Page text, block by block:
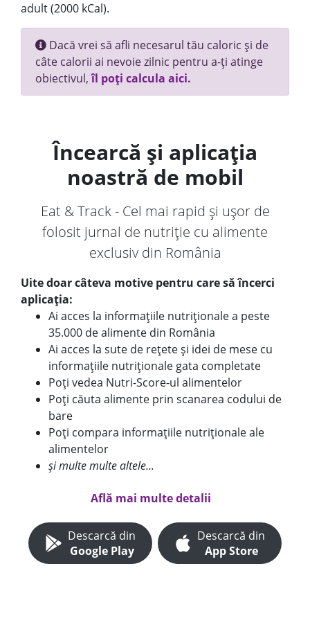
adult (2000 kCal).
Dacă vrei să afli necesarul tău caloric și de
câte calorii ai nevoie zilnic pentru a-ți atinge
obiectivul,îl poți calcula aici.
Încearcă și aplicația
noastră de mobil
Eat & Track - Cel mai rapid și ușor de
folosit jurnal de nutriție cu alimente
exclusiv din România
Uite doar câteva motive pentru care să încerci
aplicația:
Ai acces la informațiile nutriționale a peste
35.000 de alimente din România
Ai acces la sute de rețete și idei de mese cu
informațiile nutriționale gata completate
Poți vedea Nutri-Score-ul alimentelor
Poți căuta alimente prin scanarea codului de
bare
Poți compara informațiile nutriționale ale
alimentelor
și multe multe altele...
Află mai multe detalii
Descarcă din
Google Play
Descarcă din
App Store